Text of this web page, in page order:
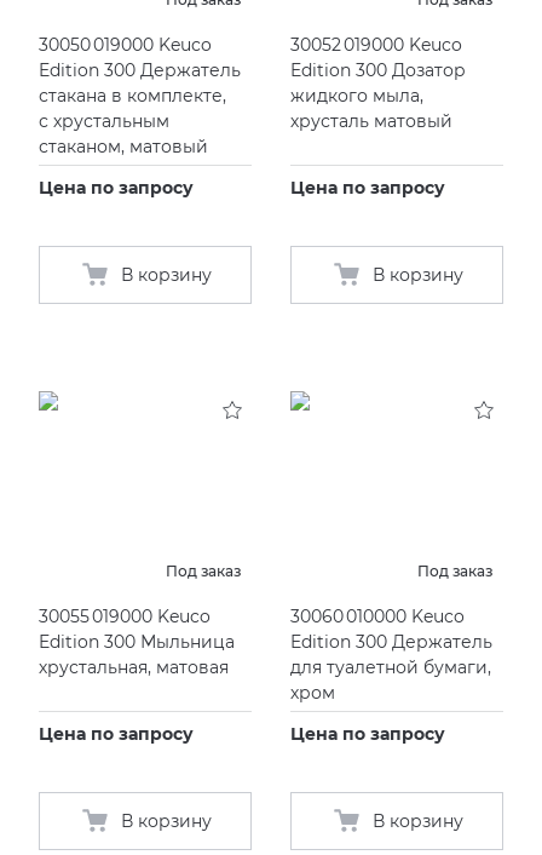
30050 019000 Keuco
Edition 300 Держатель
стакана в комплекте,
с хрустальным
стаканом, матовый
Цена по запросу
В корзину
30052 019000 Keuco
Edition 300 Дозатор
жидкого мыла,
хрусталь матовый
Цена по запросу
В корзину
Под заказ
30055 019000 Keuco
Edition 300 Мыльница
хрустальная, матовая
Цена по запросу
В корзину
Под заказ
30060 010000 Keuco
Edition 300 Держатель
для туалетной бумаги,
хром
Цена по запросу
В корзину